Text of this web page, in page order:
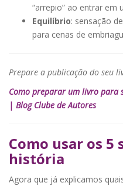
“arrepio” ao entrar em
Equilíbrio: sensação
para cenas de
Prepare a publicação do seu
Como preparar um livro para
| Blog Clube de Autores
Como usar os 5
história
Agora que já explicamos